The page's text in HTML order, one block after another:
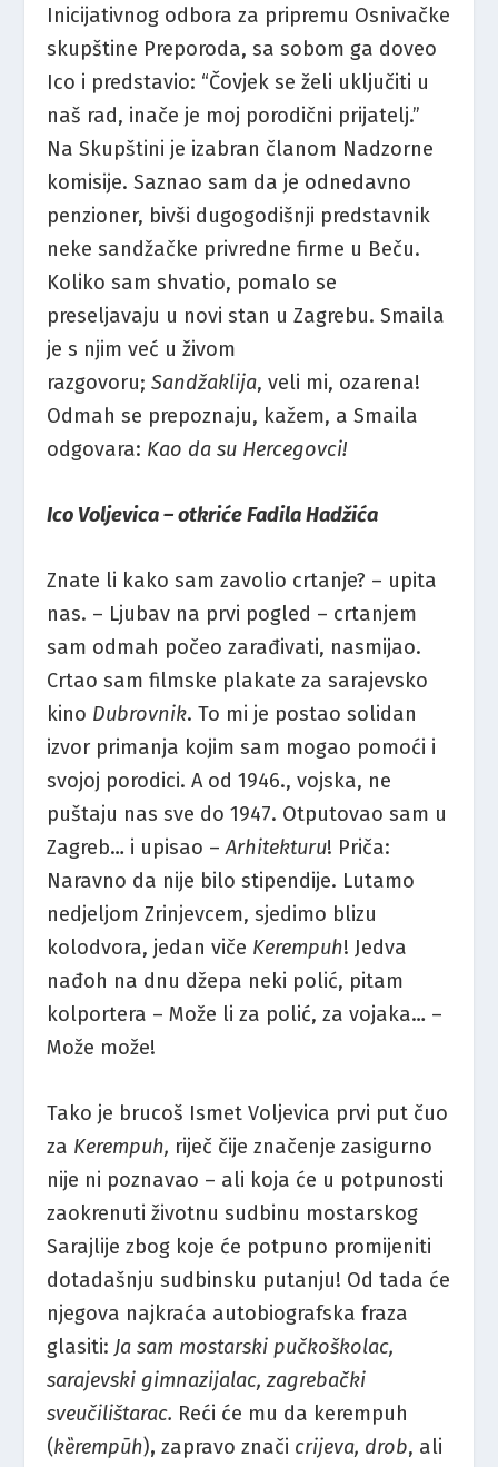
Inicijativnog odbora za pripremu Osnivačke
skupštine Preporoda, sa sobom ga doveo
Ico i predstavio: “Čovjek se želi uključiti u
naš rad, inače je moj porodični prijatelj.”
Na Skupštini je izabran članom Nadzorne
komisije. Saznao sam da je odnedavno
penzioner, bivši dugogodišnji predstavnik
neke sandžačke privredne firme u Beču.
Koliko sam shvatio, pomalo se
preseljavaju u novi stan u Zagrebu. Smaila
je s njim već u živom
razgovoru;Sandžaklija, veli mi, ozarena!
Odmah se prepoznaju, kažem, a Smaila
odgovara: Kao da su Hercegovci!
Ico Voljevica – otkriće Fadila Hadžića
Znate li kako sam zavolio crtanje? – upita
nas. – Ljubav na prvi pogled – crtanjem
sam odmah počeo zarađivati, nasmijao.
Crtao sam filmske plakate za sarajevsko
kino Dubrovnik. To mi je postao solidan
izvor primanja kojim sam mogao pomoći i
svojoj porodici. A od 1946., vojska, ne
puštaju nas sve do 1947. Otputovao sam u
Zagreb… i upisao –Arhitekturu! Priča:
Naravno da nije bilo stipendije. Lutamo
nedjeljom Zrinjevcem, sjedimo blizu
kolodvora, jedan viče Kerempuh! Jedva
nađoh na dnu džepa neki polić, pitam
kolportera – Može li za polić, za vojaka… –
Može može!
Tako je brucoš Ismet Voljevica prvi put čuo
za Kerempuh, riječ čije značenje zasigurno
nije ni poznavao – ali koja će u potpunosti
zaokrenuti životnu sudbinu mostarskog
Sarajlije zbog koje će potpuno promijeniti
dotadašnju sudbinsku putanju! Od tada će
njegova najkraća autobiografska fraza
glasiti: Ja sam mostarski pučkoškolac,
sarajevski gimnazijalac, zagrebački
sveučilištarac. Reći će mu da kerempuh
(kȅrempūh), zapravo znači crijeva, drob, ali